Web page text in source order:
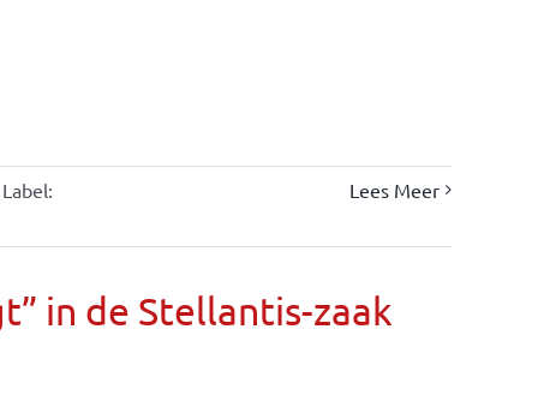
Label:
Lees Meer
in de Stellantis-zaak